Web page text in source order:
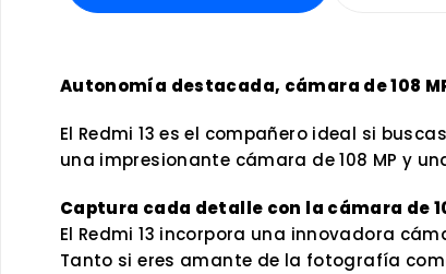
Autonomía destacada, cámara de 108
El Redmi 13 es el compañero ideal si
una impresionante cámara de 108 MP y
Captura cada detalle con la cámara de
El Redmi 13 incorpora una innovadora
Tanto si eres amante de la fotografía